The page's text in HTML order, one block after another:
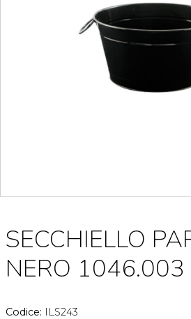
SECCHIELLO
NERO 1046.003
Codice: ILS243